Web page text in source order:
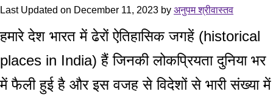
Last Updated on December 11, 2023 by अनुपम श्रीवास्तव
हमारे देश भारत में ढेरोंऐतिहासिक जगहें (historical
places in India) हैं जिनकी लोकप्रियता दुनिया भर
में फैली हुई है और इस वजह से विदेशों से भारी संख्या में